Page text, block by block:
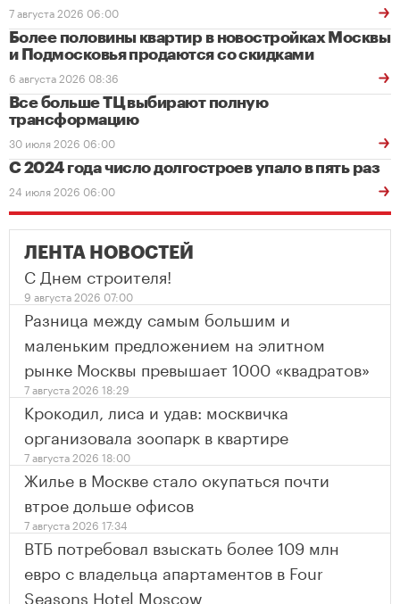
7 августа 2026 06:00
Более половины квартир в новостройках Москвы
и Подмосковья продаются со скидками
6 августа 2026 08:36
Все больше ТЦ выбирают полную
трансформацию
30 июля 2026 06:00
С 2024 года число долгостроев упало в пять раз
24 июля 2026 06:00
ЛЕНТА НОВОСТЕЙ
С Днем строителя!
9 августа 2026 07:00
Разница между самым большим и
маленьким предложением на элитном
рынке Москвы превышает 1000 «квадратов»
7 августа 2026 18:29
Крокодил, лиса и удав: москвичка
организовала зоопарк в квартире
7 августа 2026 18:00
Жилье в Москве стало окупаться почти
втрое дольше офисов
7 августа 2026 17:34
ВТБ потребовал взыскать более 109 млн
евро с владельца апартаментов в Four
Seasons Hotel Moscow